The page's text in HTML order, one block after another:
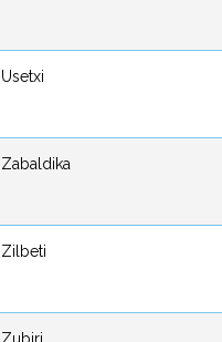
Usetxi
Zabaldika
Zilbeti
Usetxi
Zabaldika
Zilbeti